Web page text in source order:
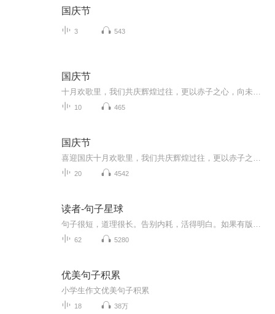
国庆节
3 543
国庆节
10 465
国庆节
20 4542
读者-句子星球
62 5280
优美句子积累
小学生作文优美句子积累
18 38万